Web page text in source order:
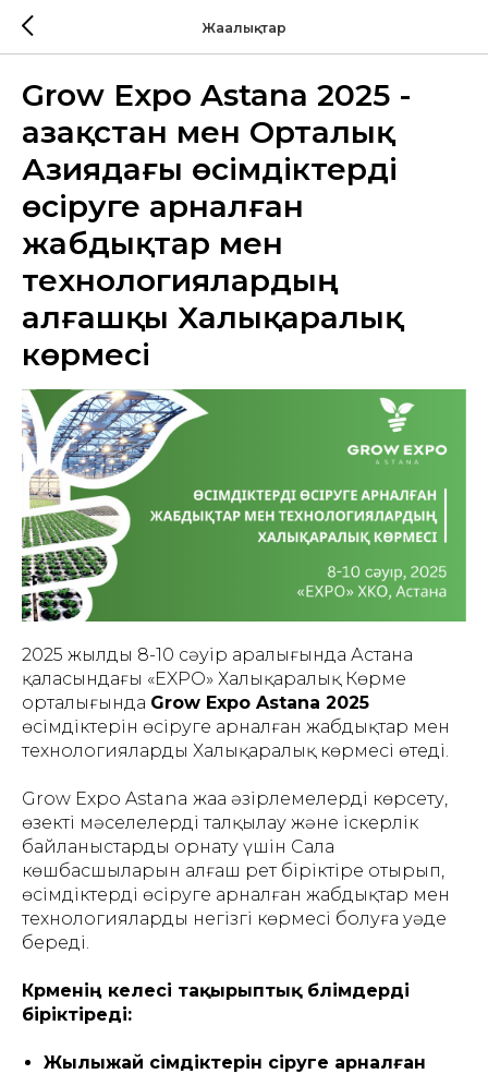
Жаңалықтар
Grow Expo Astana 2025 -
Қазақстан мен Орталық
Азиядағы өсімдіктерді
өсіруге арналған
жабдықтар мен
технологиялардың
алғашқы Халықаралық
көрмесі
2025 жылдың 8-10 сәуір аралығында Астана
қаласындағы «EXPO» Халықаралық Көрме
орталығында Grow Expo Astana 2025
өсімдіктерін өсіруге арналған жабдықтар мен
технологиялардың Халықаралық көрмесі өтеді.
Grow Expo Astana жаңа әзірлемелерді көрсету,
өзекті мәселелерді талқылау және іскерлік
байланыстарды орнату үшін Сала
көшбасшыларын алғаш рет біріктіре отырып,
өсімдіктерді өсіруге арналған жабдықтар мен
технологиялардың негізгі көрмесі болуға уәде
береді.
Көрменің келесі тақырыптық бөлімдерді
біріктіреді:
Жылыжай өсімдіктерін өсіруге арналған